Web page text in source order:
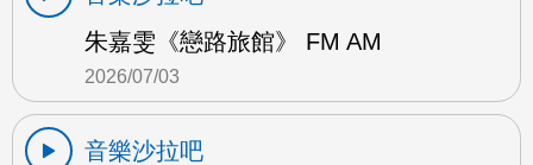
朱嘉雯《戀路旅館》 FM AM
2026/07/03
音樂沙拉吧